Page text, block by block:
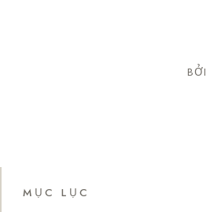
BỞI
MỤC LỤC